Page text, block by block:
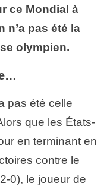
ce Mondial à
n’a pas été la
olympien.
pas été celle
que les États-
en terminant en
contre le
0), le joueur de